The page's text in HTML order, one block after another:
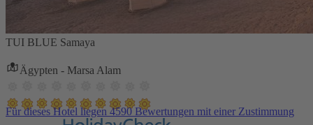
TUI BLUE Samaya
Ägypten - Marsa Alam
Für dieses Hotel liegen 4590 Bewertungen mit einer Zustimmung